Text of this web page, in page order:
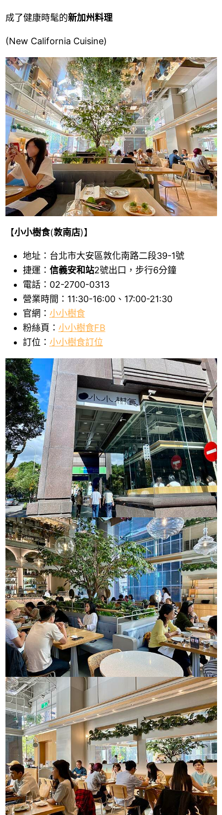
成了健康時髦的新加州料理
(New California Cuisine)
【小小樹食(敦南店)】
地址：台北市大安區敦化南路二段39-1號
捷運： 信義安和站2號出口，步行6分鐘
電話：02-2700-0313
營業時間：11:30-16:00、17:00-21:30
官網： 小小樹食
粉絲頁： 小小樹食FB
訂位： 小小樹食訂位